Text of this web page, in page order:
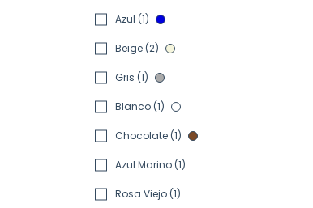
Azul (1)
Beige (2)
Gris (1)
Blanco (1)
Chocolate (1)
Azul Marino (1)
Rosa Viejo (1)